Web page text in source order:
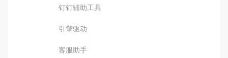
钉钉辅助工具
引擎驱动
客服助手